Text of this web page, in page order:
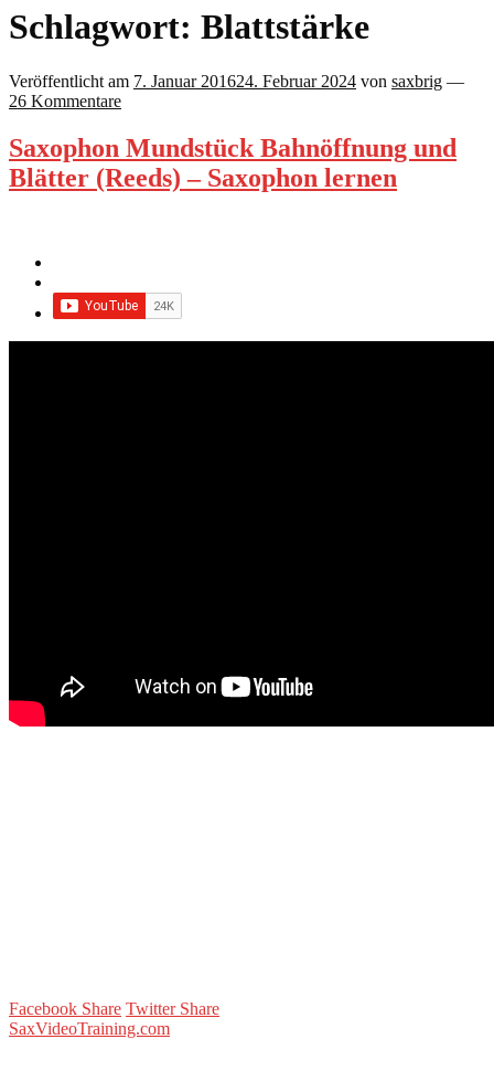
Schlagwort: Blattstärke
Veröffentlicht am 7. Januar 201624. Februar 2024 von saxbrig —
26 Kommentare
Saxophon Mundstück Bahnöffnung und
Blätter (Reeds) – Saxophon lernen
Facebook Share Twitter Share
SaxVideoTraining.com